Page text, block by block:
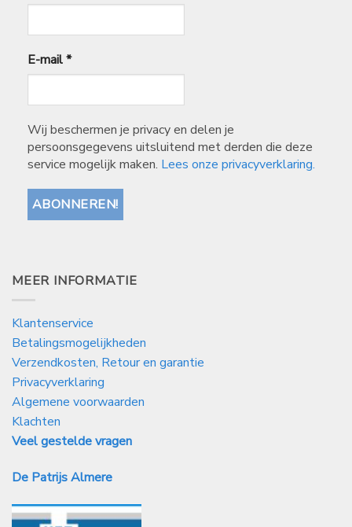
E-mail*
Wij beschermen je privacy en delen je
persoonsgegevens uitsluitend met derden die deze
service mogelijk maken. Lees onze privacyverklaring.
MEER INFORMATIE
Klantenservice
Betalingsmogelijkheden
Verzendkosten, Retour en garantie
Privacyverklaring
Algemene voorwaarden
Klachten
Veel gestelde vragen
De Patrijs Almere